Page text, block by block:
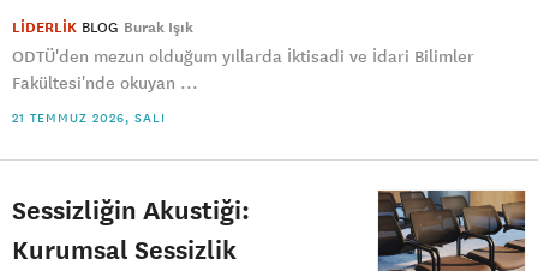
LİDERLİK BLOG Burak Işık
ODTÜ'den mezun olduğum yıllarda İktisadi ve İdari Bilimler
Fakültesi'nde okuyan ...
21 TEMMUZ 2026, SALI
Sessizliğin Akustiği:
Kurumsal Sessizlik